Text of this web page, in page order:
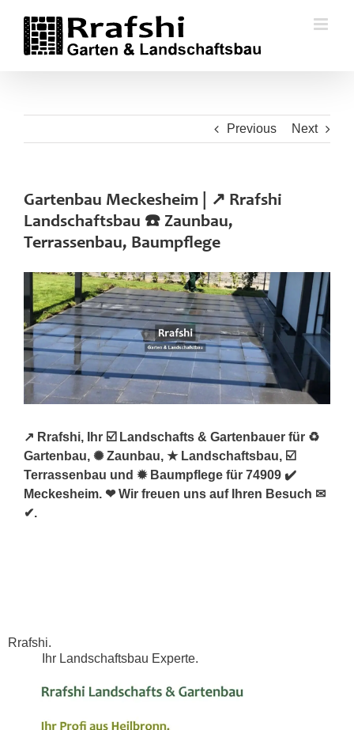
content
Previous Next
Gartenbau Meckesheim | ↗️ Rrafshi
Landschaftsbau ☎️ Zaunbau,
Terrassenbau, Baumpflege
↗️ Rrafshi, Ihr ☑️ Landschafts & Gartenbauer für ♻
Gartenbau, ✺ Zaunbau, ★ Landschaftsbau, ☑️
Terrassenbau und ✹ Baumpflege für 74909 ✔️
Meckesheim. ❤ Wir freuen uns auf Ihren Besuch ✉
✔.
Rrafshi.
Ihr Landschaftsbau Experte.